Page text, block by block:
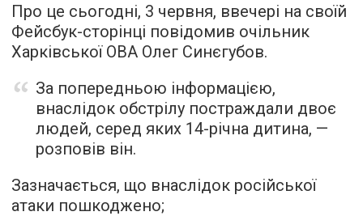
Про це сьогодні, 3 червня, ввечері на своїй
Фейсбук-сторінці повідомив очільник
Харківської ОВА Олег Синєгубов.
За попередньою інформацією,
внаслідок обстрілу постраждали двоє
людей, серед яких 14-річна дитина, —
розповів він.
Зазначається, що внаслідок російської
атаки пошкоджено;